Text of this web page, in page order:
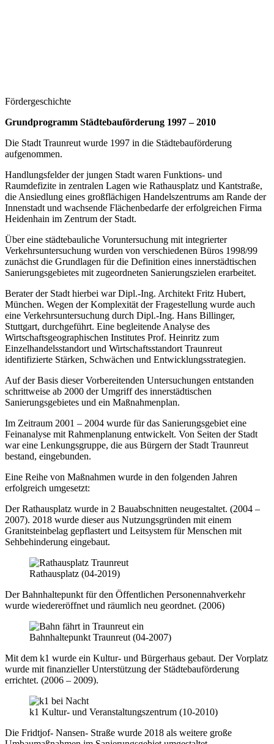
Fördergeschichte
Grundprogramm Städtebauförderung 1997 – 2010
Die Stadt Traunreut wurde 1997 in die Städtebauförderung
aufgenommen.
Handlungsfelder der jungen Stadt waren Funktions- und
Raumdefizite in zentralen Lagen wie Rathausplatz und Kantstraße,
die Ansiedlung eines großflächigen Handelszentrums am Rande der
Innenstadt und wachsende Flächenbedarfe der erfolgreichen Firma
Heidenhain im Zentrum der Stadt.
Über eine städtebauliche Voruntersuchung mit integrierter
Verkehrsuntersuchung wurden von verschiedenen Büros 1998/99
zunächst die Grundlagen für die Definition eines innerstädtischen
Sanierungsgebietes mit zugeordneten Sanierungszielen erarbeitet.
Berater der Stadt hierbei war Dipl.-Ing. Architekt Fritz Hubert,
München. Wegen der Komplexität der Fragestellung wurde auch
eine Verkehrsuntersuchung durch Dipl.-Ing. Hans Billinger,
Stuttgart, durchgeführt. Eine begleitende Analyse des
Wirtschaftsgeographischen Institutes Prof. Heinritz zum
Einzelhandelsstandort und Wirtschaftsstandort Traunreut
identifizierte Stärken, Schwächen und Entwicklungsstrategien.
Auf der Basis dieser Vorbereitenden Untersuchungen entstanden
schrittweise ab 2000 der Umgriff des innerstädtischen
Sanierungsgebietes und ein Maßnahmenplan.
Im Zeitraum 2001 – 2004 wurde für das Sanierungsgebiet eine
Feinanalyse mit Rahmenplanung entwickelt. Von Seiten der Stadt
war eine Lenkungsgruppe, die aus Bürgern der Stadt Traunreut
bestand, eingebunden.
Eine Reihe von Maßnahmen wurde in den folgenden Jahren
erfolgreich umgesetzt:
Der Rathausplatz wurde in 2 Bauabschnitten neugestaltet. (2004 –
2007). 2018 wurde dieser aus Nutzungsgründen mit einem
Granitsteinbelag gepflastert und Leitsystem für Menschen mit
Sehbehinderung eingebaut.
Rathausplatz (04-2019)
Der Bahnhaltepunkt für den Öffentlichen Personennahverkehr
wurde wiedereröffnet und räumlich neu geordnet. (2006)
Bahnhaltepunkt Traunreut (04-2007)
Mit dem k1 wurde ein Kultur- und Bürgerhaus gebaut. Der Vorplatz
wurde mit finanzieller Unterstützung der Städtebauförderung
errichtet. (2006 – 2009).
k1 Kultur- und Veranstaltungszentrum (10-2010)
Die Fridtjof- Nansen- Straße wurde 2018 als weitere große